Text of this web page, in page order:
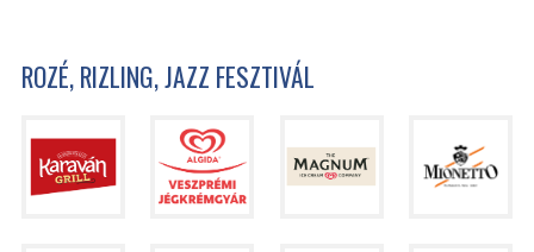
ROZÉ, RIZLING, JAZZ FESZTIVÁL